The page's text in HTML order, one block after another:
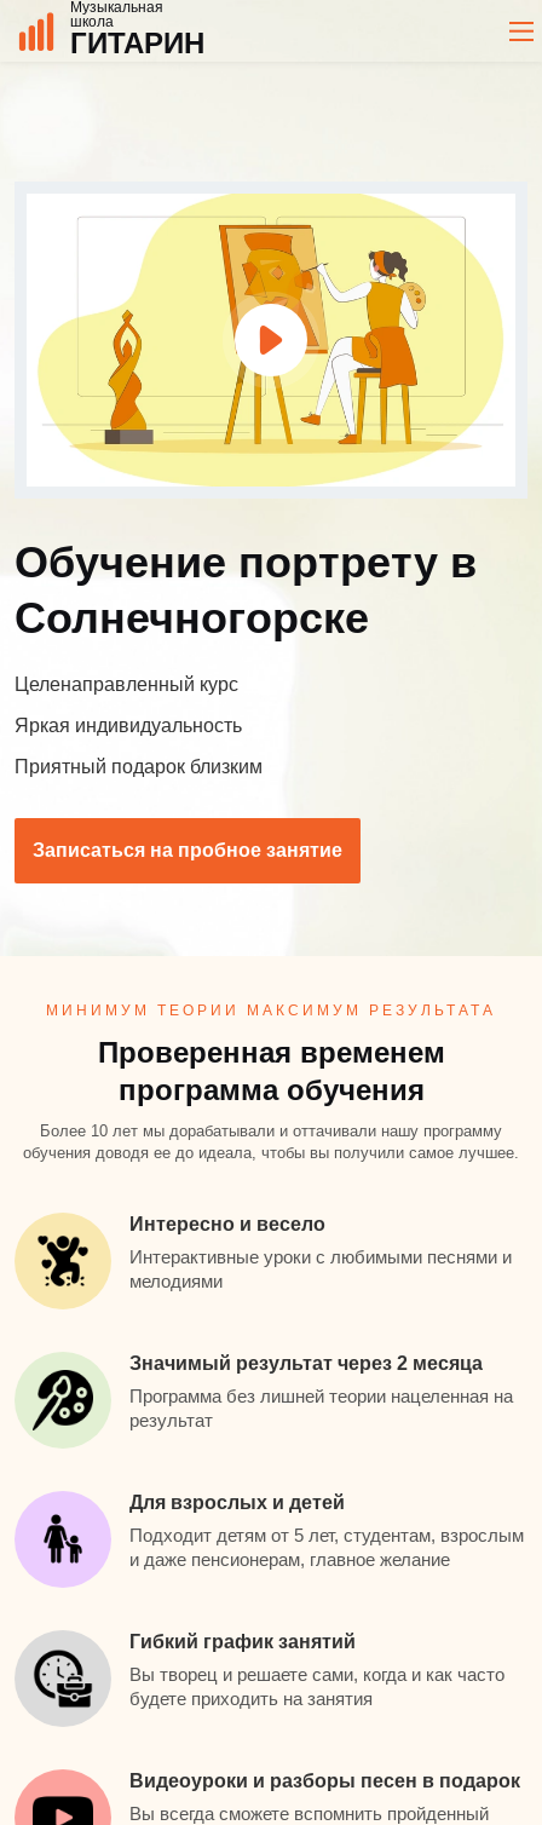
Музыкальная
школа
ГИТАРИН
Обучение портрету в
Солнечногорске
Целенаправленный курс
Яркая индивидуальность
Приятный подарок близким
Записаться на пробное занятие
МИНИМУМ ТЕОРИИ МАКСИМУМ РЕЗУЛЬТАТА
Проверенная временем
программа обучения
Более 10 лет мы дорабатывали и оттачивали нашу программу
обучения доводя ее до идеала, чтобы вы получили самое лучшее.
Интересно и весело
Интерактивные уроки с любимыми песнями и
мелодиями
Значимый результат через 2 месяца
Программа без лишней теории нацеленная на
результат
Для взрослых и детей
Подходит детям от 5 лет, студентам, взрослым
и даже пенсионерам, главное желание
Гибкий график занятий
Вы творец и решаете сами, когда и как часто
будете приходить на занятия
Видеоуроки и разборы песен в подарок
Вы всегда сможете вспомнить пройденный